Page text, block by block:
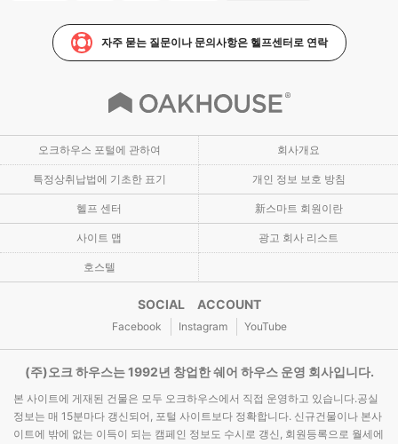
자주 묻는 질문이나 문의사항은 헬프센터로 연락
오크하우스 포털에 관하여 회사개요
특정상취납법에 기초한 표기 개인 정보 보호 방침
헬프 센터 新스마트 회원이란
사이트 맵 광고 회사 리스트
호스텔
SOCIAL ACCOUNT
Facebook Instagram YouTube
(주)오크 하우스는 1992년 창업한 쉐어 하우스 운영 회사입니다.
본 사이트에 게재된 건물은 모두 오크하우스에서 직접 운영하고 있습니다.공실
정보는 매 15분마다 갱신되어, 포털 사이트보다 정확합니다. 신규건물이나 본사
이트에 밖에 없는 이득이 되는 캠페인 정보도 수시로 갱신, 회원등록으로 월세에